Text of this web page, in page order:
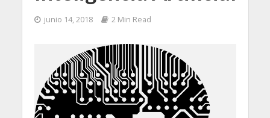
junio 14, 2018 2 Min Read